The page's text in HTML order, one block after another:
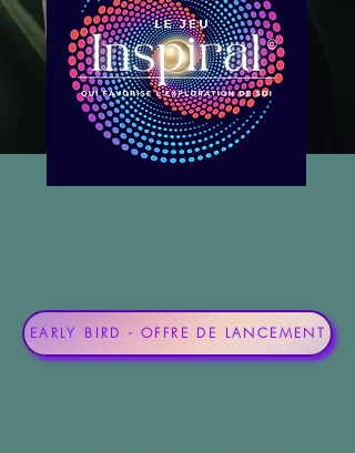
EARLY BIRD - OFFRE DE LANCEMENT